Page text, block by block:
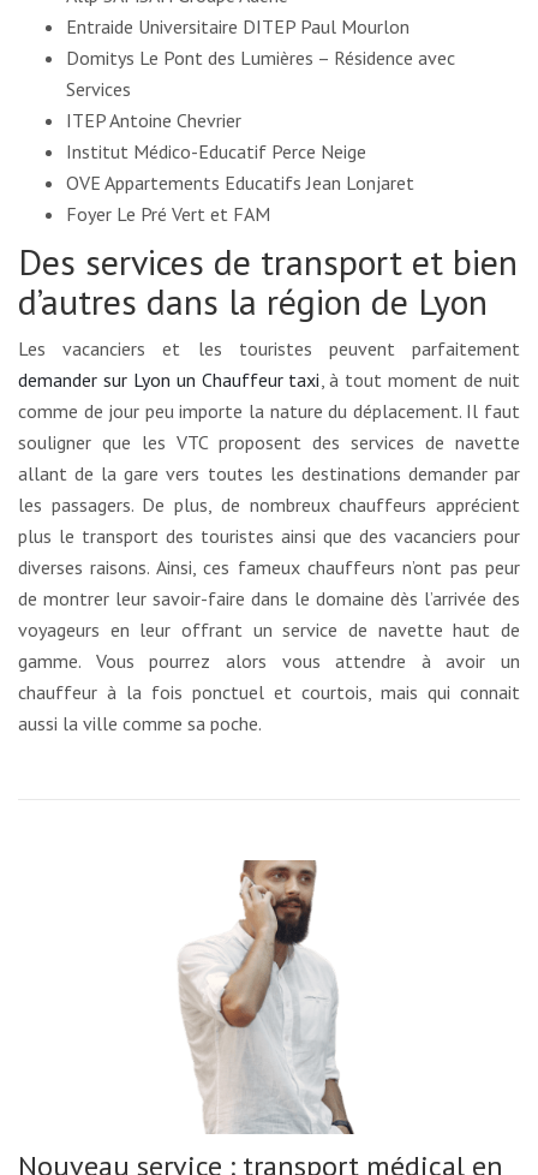
Entraide Universitaire DITEP Paul Mourlon
Domitys Le Pont des Lumières – Résidence avec
Services
ITEP Antoine Chevrier
Institut Médico-Educatif Perce Neige
OVE Appartements Educatifs Jean Lonjaret
Foyer Le Pré Vert et FAM
Des services de transport et bien
d’autres dans la région de Lyon
Les vacanciers et les touristes peuvent parfaitement
demander sur Lyon un Chauffeur taxi, à tout moment de nuit
comme de jour peu importe la nature du déplacement. Il faut
souligner que les VTC proposent des services de navette
allant de la gare vers toutes les destinations demander par
les passagers. De plus, de nombreux chauffeurs apprécient
plus le transport des touristes ainsi que des vacanciers pour
diverses raisons. Ainsi, ces fameux chauffeurs n’ont pas peur
de montrer leur savoir-faire dans le domaine dès l’arrivée des
voyageurs en leur offrant un service de navette haut de
gamme. Vous pourrez alors vous attendre à avoir un
chauffeur à la fois ponctuel et courtois, mais qui connait
aussi la ville comme sa poche.
Nouveau service : transport médical en